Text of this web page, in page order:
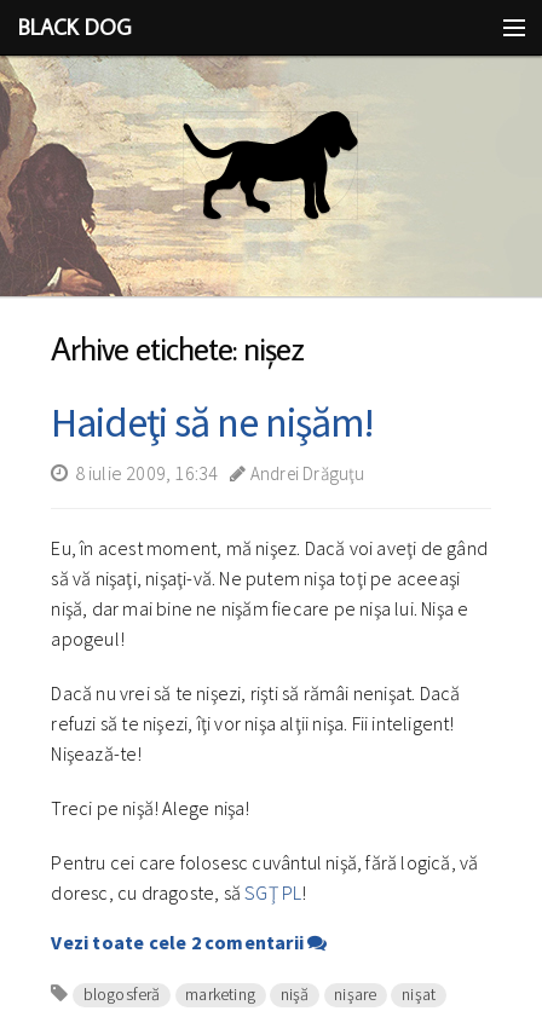
BLACK DOG
IDEEA
CU LIMBA SCOASĂ
Arhive etichete: nişez
Haideţi să ne nişăm!
8 iulie 2009, 16:34 Andrei Drăguţu
Eu, în acest moment, mă nişez. Dacă voi aveţi de gând
să vă nişaţi, nişaţi-vă. Ne putem nişa toţi pe aceeaşi
nişă, dar mai bine ne nişăm fiecare pe nişa lui. Nişa e
apogeul!
Dacă nu vrei să te nişezi, rişti să rămâi nenişat. Dacă
refuzi să te nişezi, îţi vor nişa alţii nişa. Fii inteligent!
Nişează-te!
Treci pe nişă! Alege nişa!
Pentru cei care folosesc cuvântul nişă, fără logică, vă
doresc, cu dragoste, săSGŢ PL !
Vezi toate cele 2 comentarii
blogosferă marketing nişă nişare
nişat